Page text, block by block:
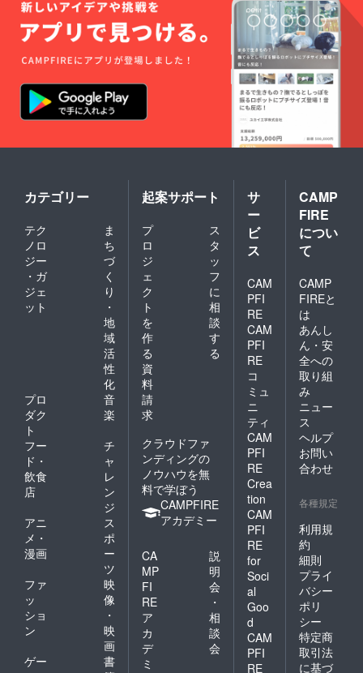
カテゴリー
テク
ノロ
ジー
・ガ
ジェ
ット
ま
ち
づ
く
り
・
地
域
活
性
化
プロ
ダク
ト
音
楽
フー
ド・
飲食
店
チ
ャ
レ
ン
ジ
アニ
メ・
漫画
ス
ポ
ー
ツ
ファ
ッ
ショ
ン
映
像
・
映
画
ゲー
書
起案サポート
プ
ロ
ジ
ェ
ク
ト
を
作
る
ス
タ
ッ
フ
に
相
談
す
る
資
料
請
求
クラウドファ
ンディングの
ノウハウを無
料で学ぼう
CAMPFIRE
アカデミー
CA
MP
FI
RE
ア
カ
デ
ミ
説
明
会
・
相
談
会
サ
ー
ビ
ス
CAM
PFI
RE
CAM
PFI
RE
コ
ミュ
ニ
ティ
CAM
PFI
RE
Crea
tion
CAM
PFI
RE
for
Soci
al
Goo
d
CAM
PFI
RE
CAMP
FIRE
につい
て
CAMP
FIREと
は
あんし
ん・安
全への
取り組
み
ニュー
ス
ヘルプ
お問い
合わせ
各種規定
利用規
約
細則
プライ
バシー
ポリ
シー
特定商
取引法
に基づ